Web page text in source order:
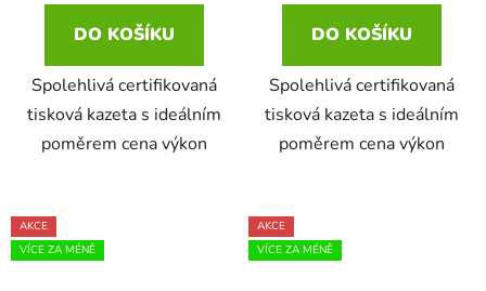
DO KOŠÍKU
Spolehlivá certifikovaná
tisková kazeta s ideálním
poměrem cena výkon
DO KOŠÍKU
Spolehlivá certifikovaná
tisková kazeta s ideálním
poměrem cena výkon
AKCE
VÍCE ZA MÉNĚ
AKCE
VÍCE ZA MÉNĚ